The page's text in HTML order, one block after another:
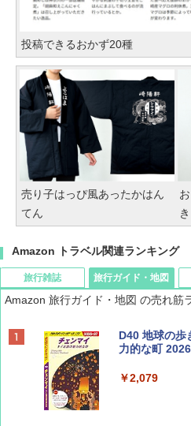
投稿できるおかず20種
売り子はっぴ風あったかはん
てん
き
Amazon トラベル関連ランキング
旅行雑誌
ディズニー
誌] (ＤＩＳ
￥713
旅行ガイド・地図
Amazon 旅行ガイド・地図 の売れ筋
D40 地球の歩
力的な町
￥2,079